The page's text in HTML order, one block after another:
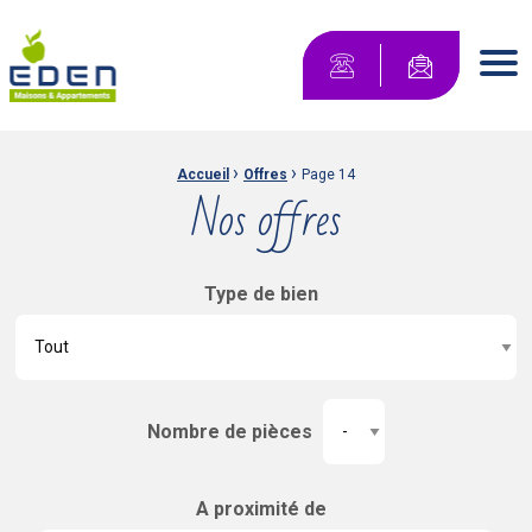
Maisons Eden Maisons & Appartements
Contactez-
Accueil › Offres › Page 14
Nos offres
Type de bien
Nombre de pièces
A proximité de